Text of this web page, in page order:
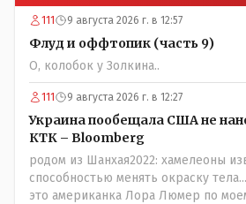
111 9 августа 2026 г. в 12:57
Флуд и оффтопик (часть 9)
О, колобок у Золкина..
111 9 августа 2026 г. в 12:27
Украина пообещала США не
КТК – Bloomberg
родом из Шанхая2022: хамелеоны
способностью менять окраску
это американка Лора Люмер по